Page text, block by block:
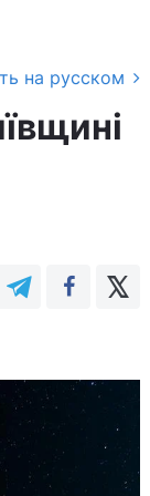
на русском